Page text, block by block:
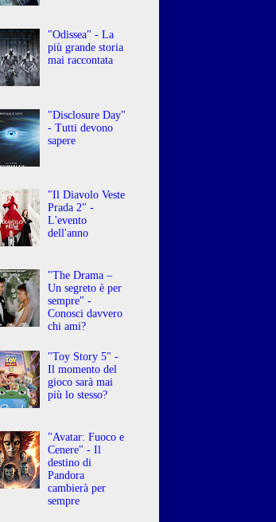
"Odissea" - La
più grande storia
mai raccontata
"Disclosure Day"
- Tutti devono
sapere
"Il Diavolo Veste
Prada 2" -
L'evento
dell'anno
"The Drama –
Un segreto è per
sempre" -
Conosci davvero
chi ami?
"Toy Story 5" -
Il momento del
gioco sarà mai
più lo stesso?
"Avatar: Fuoco e
Cenere" - Il
destino di
Pandora
cambierà per
sempre